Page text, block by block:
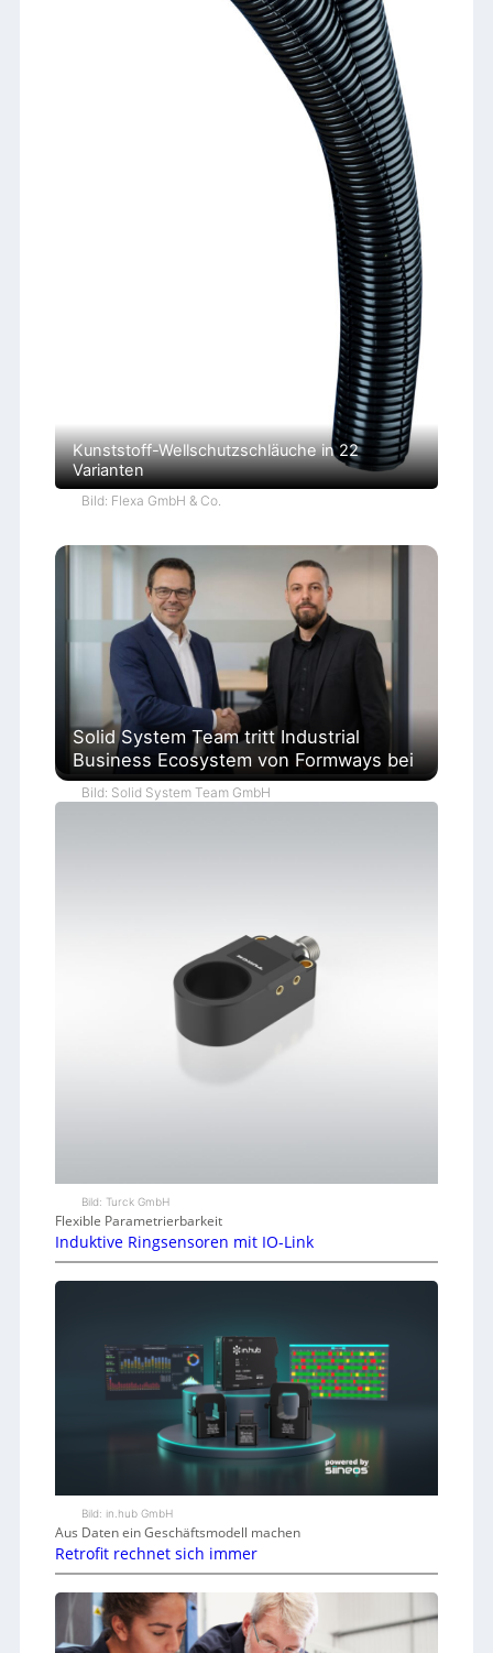
Kunststoff-Wellschutzschläuche in 22
Varianten
Bild: Flexa GmbH & Co.
Solid System Team tritt Industrial
Business Ecosystem von Formways bei
Bild: Solid System Team GmbH
Bild: Turck GmbH
Flexible Parametrierbarkeit
Induktive Ringsensoren mit IO-Link
Bild: in.hub GmbH
Aus Daten ein Geschäftsmodell machen
Retrofit rechnet sich immer